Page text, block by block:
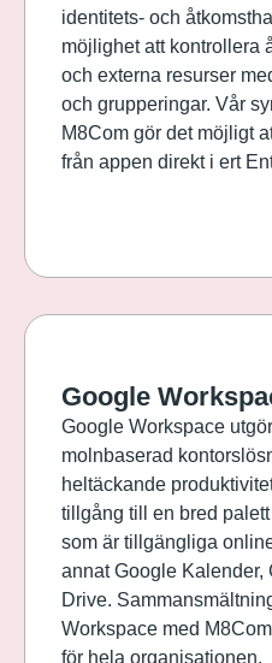
identitets- och
möjlighet att kontrollera
och externa resurser
och grupperingar. Vår
M8Com gör det möjligt
från appen direkt i ert
Google
Google Workspace
molnbaserad
heltäckande
tillgång till en bred
som är tillgängliga
annat Google Kalender,
Drive.
Workspace med
för hela organisationen.